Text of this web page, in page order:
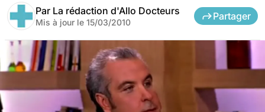
Par La rédaction d'Allo Docteurs
Mis à jour le 15/03/2010
Partager